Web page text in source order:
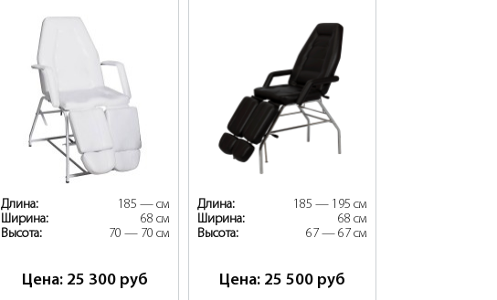
Длина:
185 — см
Ширина:
68 см
Высота:
70 — 70 см
Цена: 25 300 руб
Длина:
185 — 195 см
Ширина:
68 см
Высота:
67 — 67 см
Цена: 25 500 руб